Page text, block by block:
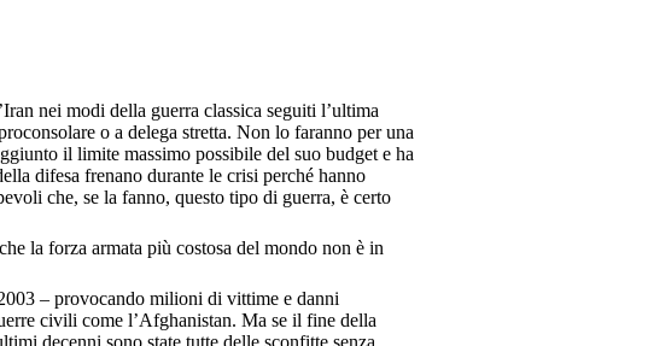
nei modi della guerra classica seguiti l’ultima
o a delega stretta. Non lo faranno per una
il limite massimo possibile del suo budget e ha
difesa frenano durante le crisi perché hanno
che, se la fanno, questo tipo di guerra, è certo
la forza armata più costosa del mondo non è in
– provocando milioni di vittime e danni
civili come l’Afghanistan. Ma se il fine della